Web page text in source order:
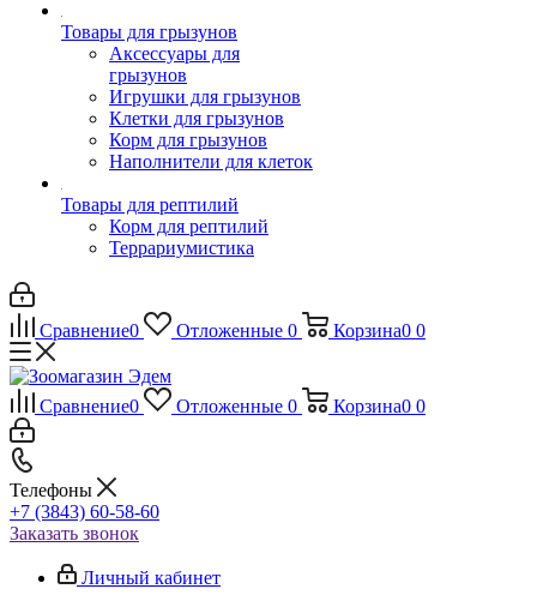
Товары для грызунов
Аксессуары для
грызунов
Игрушки для грызунов
Клетки для грызунов
Корм для грызунов
Наполнители для клеток
Товары для рептилий
Корм для рептилий
Террариумистика
Сравнение0 Отложенные 0 Корзина0 0
Сравнение0 Отложенные 0 Корзина0 0
Телефоны
+7 (3843) 60-58-60
Заказать звонок
Личный кабинет